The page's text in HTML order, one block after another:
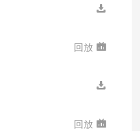
回放
回放